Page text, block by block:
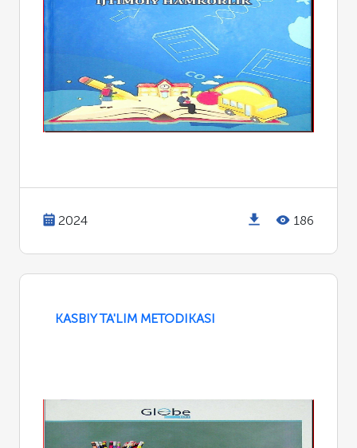
2024 186
KASBIY TA'LIM METODIKASI